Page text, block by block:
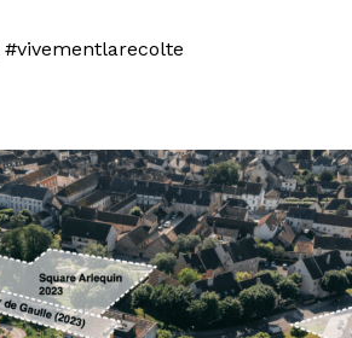
#vivementlarecolte